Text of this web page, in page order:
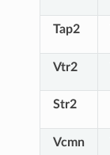
Tap2
Vtr2
Str2
Vcmn